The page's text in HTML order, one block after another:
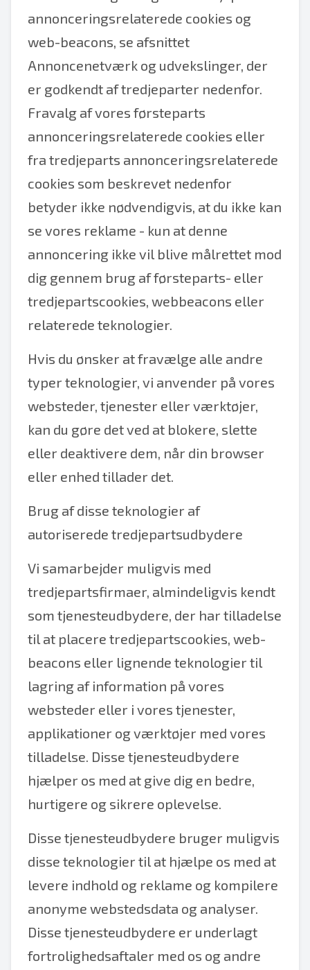
annonceringsrelaterede cookies og
web-beacons, se afsnittet
Annoncenetværk og udvekslinger, der
er godkendt af tredjeparter nedenfor.
Fravalg af vores førsteparts
annonceringsrelaterede cookies eller
fra tredjeparts annonceringsrelaterede
cookies som beskrevet nedenfor
betyder ikke nødvendigvis, at du ikke kan
se vores reklame - kun at denne
annoncering ikke vil blive målrettet mod
dig gennem brug af førsteparts- eller
tredjepartscookies, webbeacons eller
relaterede teknologier.
Hvis du ønsker at fravælge alle andre
typer teknologier, vi anvender på vores
websteder, tjenester eller værktøjer,
kan du gøre det ved at blokere, slette
eller deaktivere dem, når din browser
eller enhed tillader det.
Brug af disse teknologier af
autoriserede tredjepartsudbydere
Vi samarbejder muligvis med
tredjepartsfirmaer, almindeligvis kendt
som tjenesteudbydere, der har tilladelse
til at placere tredjepartscookies, web-
beacons eller lignende teknologier til
lagring af information på vores
websteder eller i vores tjenester,
applikationer og værktøjer med vores
tilladelse. Disse tjenesteudbydere
hjælper os med at give dig en bedre,
hurtigere og sikrere oplevelse.
Disse tjenesteudbydere bruger muligvis
disse teknologier til at hjælpe os med at
levere indhold og reklame og kompilere
anonyme webstedsdata og analyser.
Disse tjenesteudbydere er underlagt
fortrolighedsaftaler med os og andre